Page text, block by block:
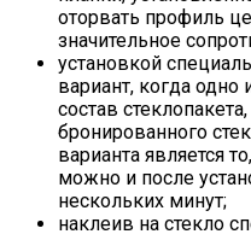
оторвать профиль
значительное
установкой
вариант, когда одно
состав
бронированного
варианта является
можно и после
нескольких минут;
наклеив на стекло